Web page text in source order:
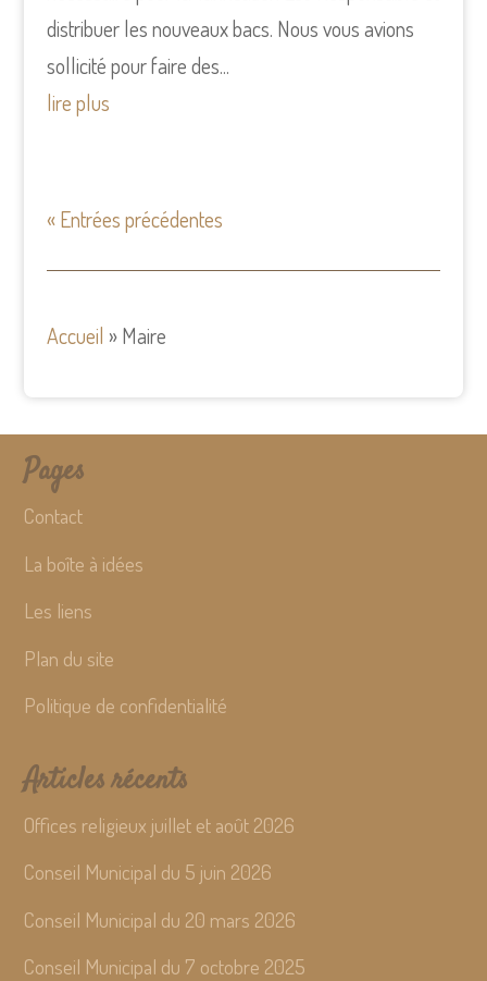
distribuer les nouveaux bacs. Nous vous avions
sollicité pour faire des...
lire plus
« Entrées précédentes
Accueil »Maire
Pages
Contact
La boîte à idées
Les liens
Plan du site
Politique de confidentialité
Articles récents
Offices religieux juillet et août 2026
Conseil Municipal du 5 juin 2026
Conseil Municipal du 20 mars 2026
Conseil Municipal du 7 octobre 2025